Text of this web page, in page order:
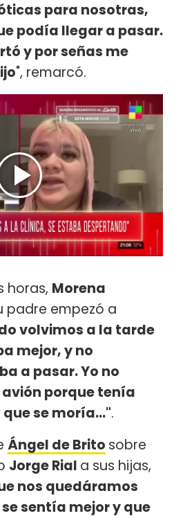
para nosotras,
podía llegar a pasar.
y por señas me
", remarcó.
horas, Morena
padre empezó a
volvimos a la tarde
mejor, y no
a pasar. Yo no
porque tenía
se moría...".
Ángel de Brito sobre
Jorge Rial a sus hijas,
nos quedáramos
sentía mejor y que